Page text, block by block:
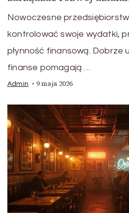
Nowoczesne
kontrolować swoje wydatki,
płynność finansową. Dobrze
finanse pomagają …
Admin 9 maja 2026